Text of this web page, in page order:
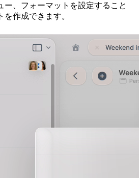
ー、フォーマットを設定すること
作成できます。